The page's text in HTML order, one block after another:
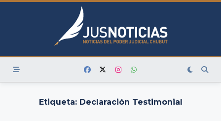
Skip
Etiqueta: Declaración Testimonial